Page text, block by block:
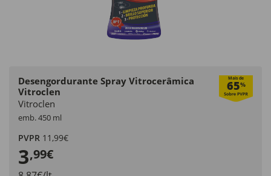
Desengordurante Spray Vitrocerâmica
Vitroclen
Mais de
65%
Vitroclen
emb. 450 ml
PVPR 11,99€
3,99€